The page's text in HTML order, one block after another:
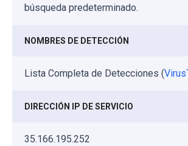
búsqueda predeterminado.
NOMBRES DE DETECCIÓN
Lista Completa de Detecciones (
DIRECCIÓN IP DE SERVICIO
35.166.195.252